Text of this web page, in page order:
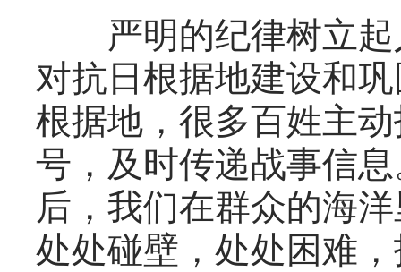
严明的纪律树立起
对抗日根据地建设和
根据地，很多百姓主
号，及时传递战事信
后，我们在群众的海
处处碰壁，处处困难